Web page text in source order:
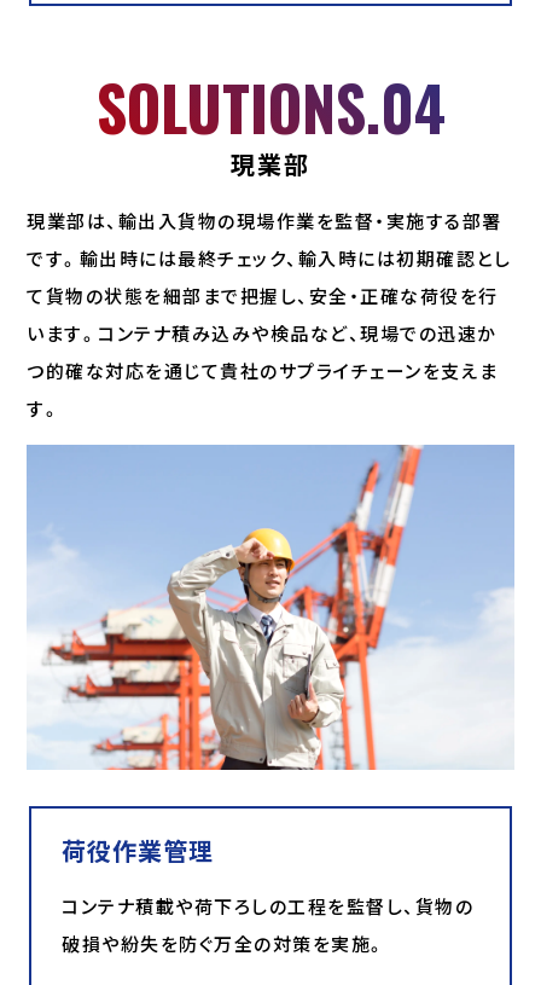
SOLUTIONS.04
現業部
現業部は、輸出入貨物の現場作業を監督・実施する部署
です。輸出時には最終チェック、輸入時には初期確認とし
て貨物の状態を細部まで把握し、安全・正確な荷役を行
います。コンテナ積み込みや検品など、現場での迅速か
つ的確な対応を通じて貴社のサプライチェーンを支えま
す。
荷役作業管理
コンテナ積載や荷下ろしの工程を監督し、貨物の
破損や紛失を防ぐ万全の対策を実施。